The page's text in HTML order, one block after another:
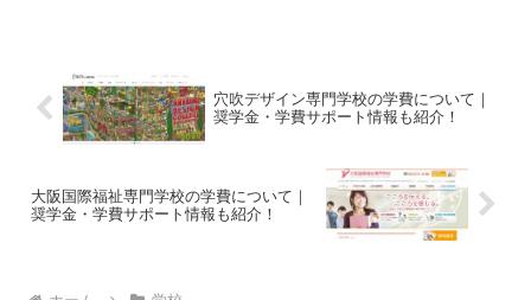
穴吹デザイン専門学校の学費について｜
奨学金・学費サポート情報も紹介！
大阪国際福祉専門学校の学費について｜
奨学金・学費サポート情報も紹介！